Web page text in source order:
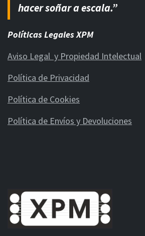
hacer soñar a escala.”
Políticas Legales XPM
Aviso Legal y Propiedad Intelectual
Política de Privacidad
Política de Cookies
Política de Envíos y Devoluciones